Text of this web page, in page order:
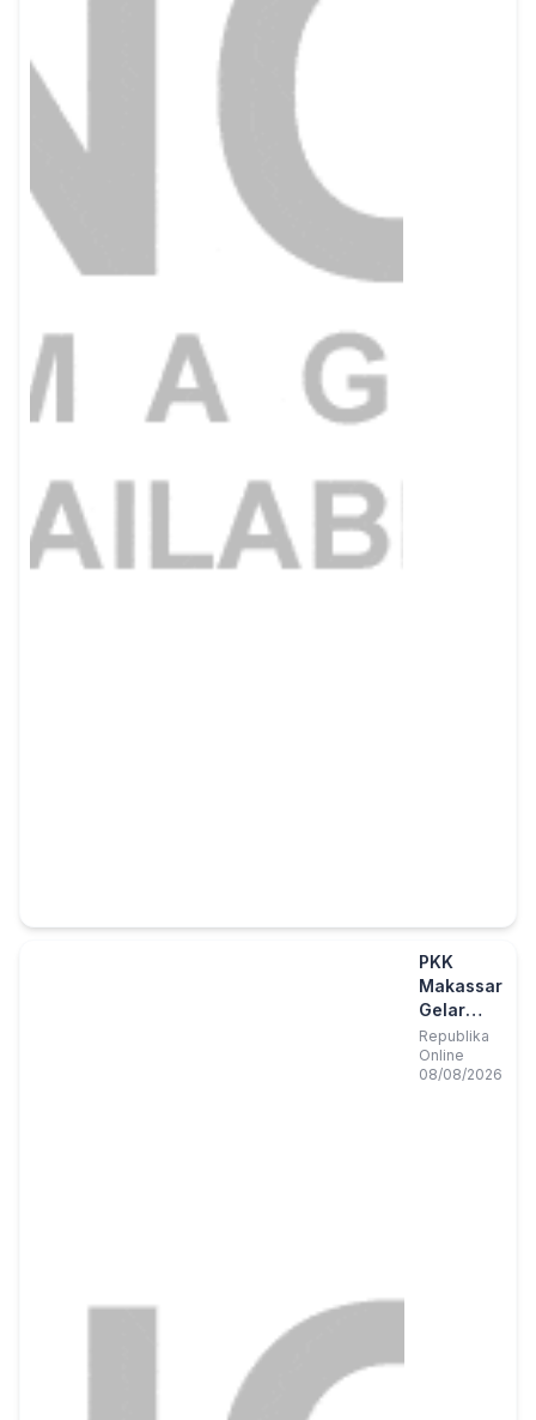
PKK
Makassar
Gelar
Kajian
Islam
Perkuat
Republika
Online
08/08/2026